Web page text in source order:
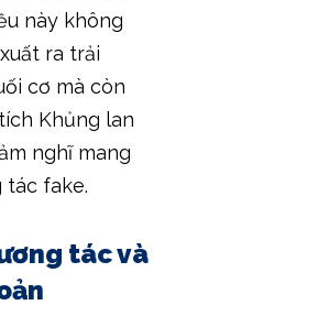
này không
ra trải
cơ mà còn
Khủng lan
nghĩ mang
tác fake.
tác và